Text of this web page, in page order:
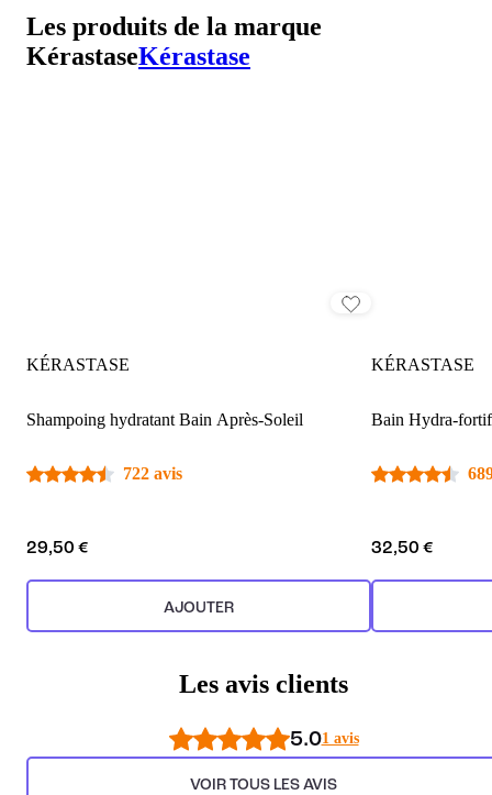
Les produits de la marque
KérastaseKérastase
KÉRASTASE
Shampoing hydratant Bain Après-Soleil
722 avis
29,50 €
AJOUTER
KÉRASTASE
Bain Hydra-
32,50 €
Les avis clients
5.01 avis
VOIR TOUS LES AVIS